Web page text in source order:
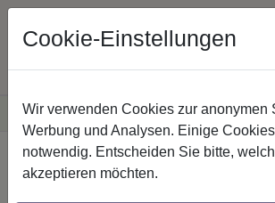
VersandkostenfreieLieferung innerhalb
Sichere Zahlung
Startseite Gardinenstangen Metall
Cookie-Einstellungen
Wir verwenden Cookies zur anonymen
Werbung und Analysen. Einige
notwendig. Entscheiden Sie bitte,
akzeptieren möchten.